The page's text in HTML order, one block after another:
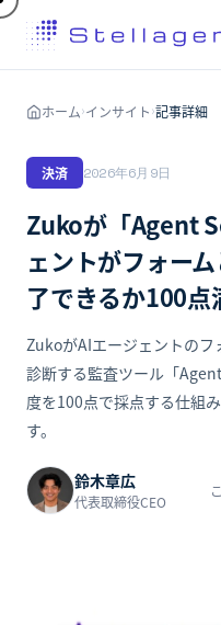
ホーム›インサイト ›記事詳細
決済 2026年6月9日
Zukoが「Agent
ェントがフォー
了できるか100点
ZukoがAIエージェントのフ
診断する監査ツール「
度を100点で採点する仕組
す。
鈴木章広
代表取締役CEO